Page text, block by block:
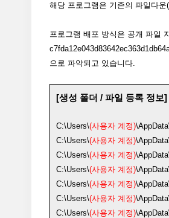
해당 프로그램은 기존의 파일다
프로그램 배포 방식은 공개 파일
으로 파악되고 있습니다.
[생성 폴더 / 파일 등록 정보]
C:\Users\(사용자 계정)
C:\Users\(사용자 계정)
C:\Users\(사용자 계정)
C:\Users\(사용자 계정)
C:\Users\(사용자 계정)
C:\Users\(사용자 계정)
C:\Users\(사용자 계정)